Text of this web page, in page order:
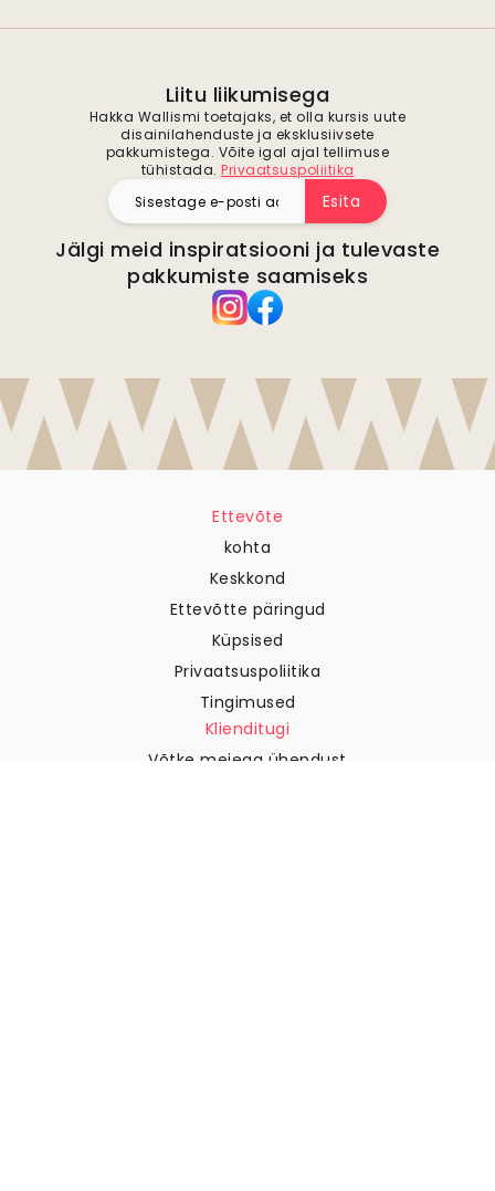
Liitu liikumisega
Hakka Wallismi toetajaks, et olla kursis uute
disainilahenduste ja eksklusiivsete
pakkumistega. Võite igal ajal tellimuse
tühistada. Privaatsuspoliitika
Esita
Jälgi meid inspiratsiooni ja tulevaste
pakkumiste saamiseks
Ettevõte
kohta
Keskkond
Ettevõtte päringud
Küpsised
Privaatsuspoliitika
Tingimused
Klienditugi
Võtke meiega ühendust